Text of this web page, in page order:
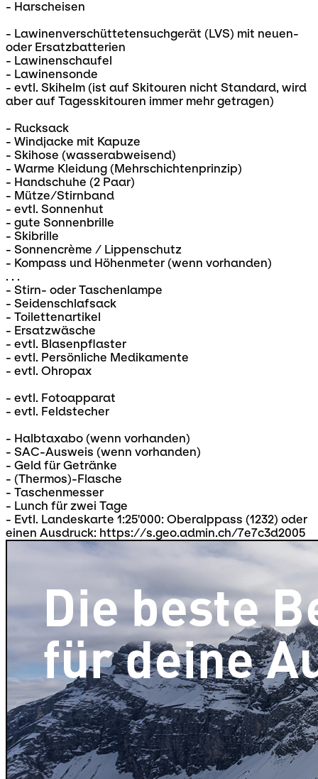
- Harscheisen
- Lawinenverschüttetensuchgerät (LVS) mit neuen-
oder Ersatzbatterien
- Lawinenschaufel
- Lawinensonde
- evtl. Skihelm (ist auf Skitouren nicht Standard, wird
aber auf Tagesskitouren immer mehr getragen)
- Rucksack
- Windjacke mit Kapuze
- Skihose (wasserabweisend)
- Warme Kleidung (Mehrschichtenprinzip)
- Handschuhe (2 Paar)
- Mütze/Stirnband
- evtl. Sonnenhut
- gute Sonnenbrille
- Skibrille
- Sonnencrème / Lippenschutz
- Kompass und Höhenmeter (wenn vorhanden)
. . .
- Stirn- oder Taschenlampe
- Seidenschlafsack
- Toilettenartikel
- Ersatzwäsche
- evtl. Blasenpflaster
- evtl. Persönliche Medikamente
- evtl. Ohropax
- evtl. Fotoapparat
- evtl. Feldstecher
- Halbtaxabo (wenn vorhanden)
- SAC-Ausweis (wenn vorhanden)
- Geld für Getränke
- (Thermos)-Flasche
- Taschenmesser
- Lunch für zwei Tage
- Evtl. Landeskarte 1:25'000: Oberalppass (1232) oder
einen Ausdruck: https://s.geo.admin.ch/7e7c3d2005